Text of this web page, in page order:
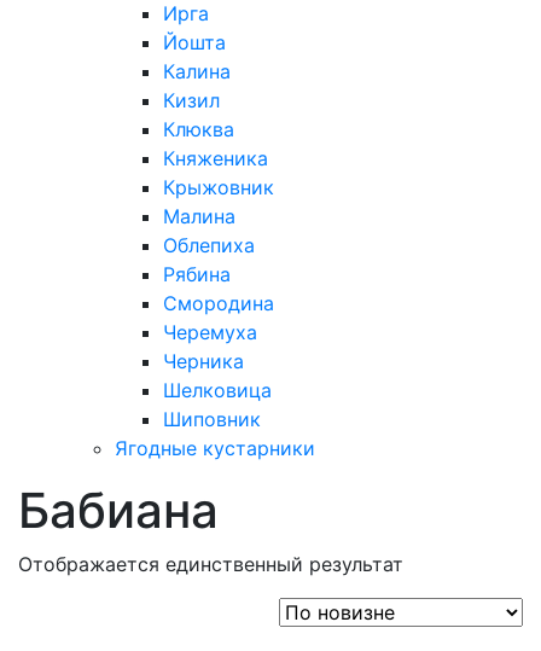
Ирга
Йошта
Калина
Кизил
Клюква
Княженика
Крыжовник
Малина
Облепиха
Рябина
Смородина
Черемуха
Черника
Шелковица
Шиповник
Ягодные кустарники
Бабиана
Отображается единственный результат